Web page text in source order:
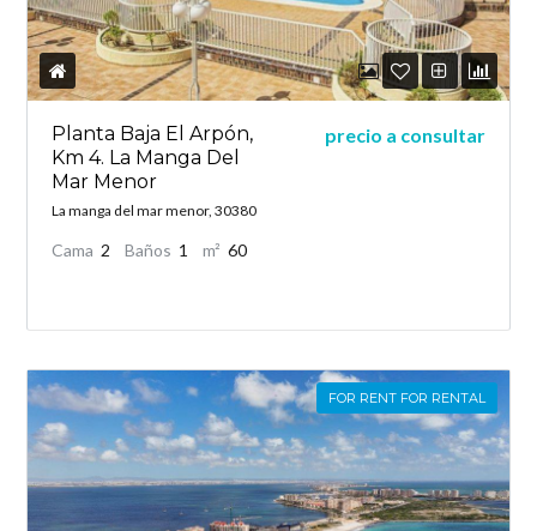
Planta Baja El Arpón,
Km 4. La Manga Del
Mar Menor
La manga del mar menor, 30380
precio a consultar
Cama 2 Baños 1 m² 60
FOR RENT FOR RENTAL